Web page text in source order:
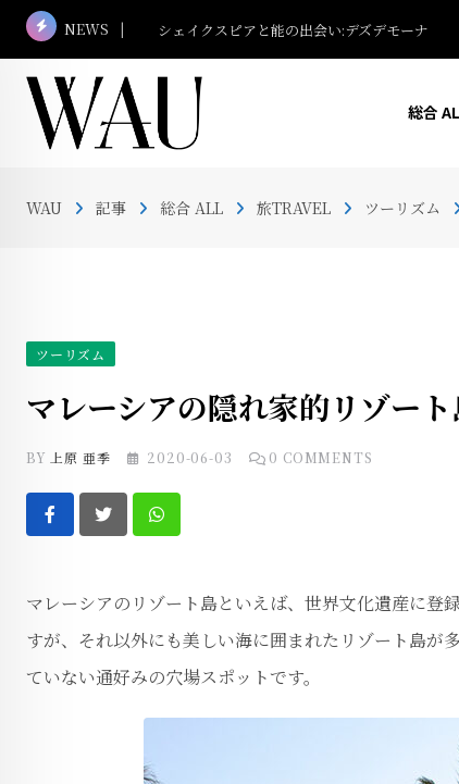
Skip
to
content
NEWS マレーシア名建築さんぽ #13 ボルネオ・コンベ
総合
WAU 記事 総合 ALL 旅TRAVEL ツーリズム
ツーリズム
マレーシアの隠れ家的リゾー
BY 上原 亜季 2020-06-03 0 COMMENTS
Whatsapp
マレーシアのリゾート島といえば、世界文化遺産に登
すが、それ以外にも美しい海に囲まれたリゾート島が
ていない通好みの穴場スポットです。